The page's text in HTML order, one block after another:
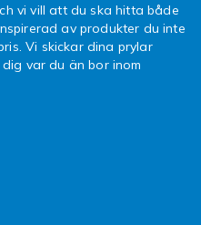
vi vill att du ska hitta både
av produkter du inte
Vi skickar dina prylar
var du än bor inom